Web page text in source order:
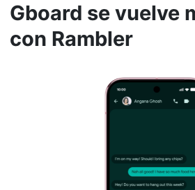
Gboard se vuelve
con Rambler